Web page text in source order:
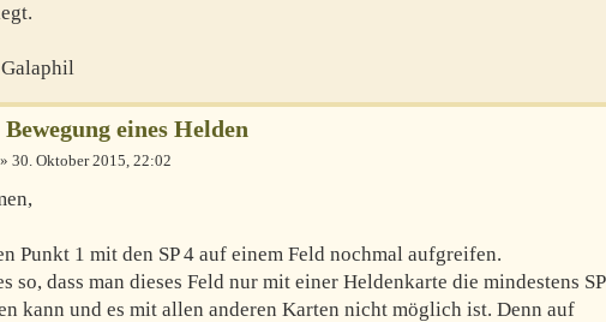
eines Helden
» 30. Oktober 2015, 22:02
Punkt 1 mit den SP 4 auf einem Feld nochmal aufgreifen.
so, dass man dieses Feld nur mit einer Heldenkarte die mindestens SP
kann und es mit allen anderen Karten nicht möglich ist. Denn auf